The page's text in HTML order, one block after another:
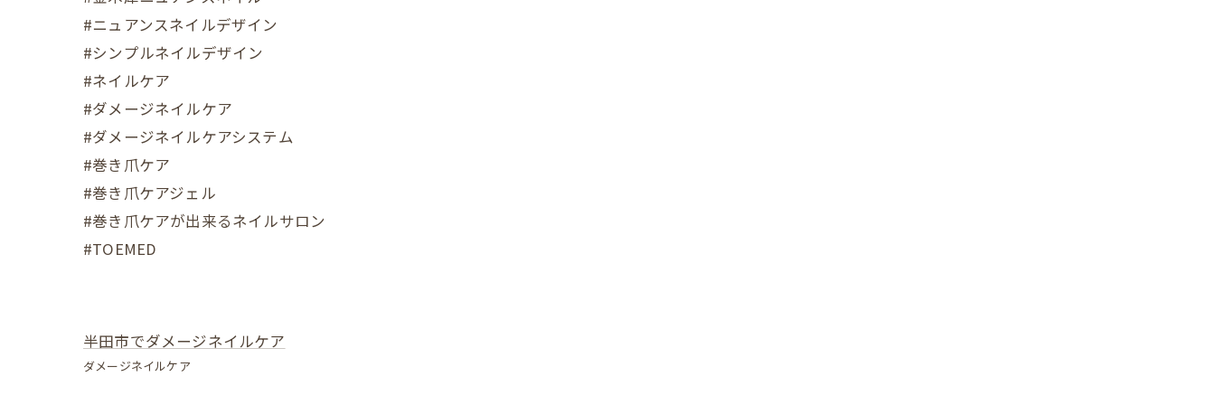
#ニュアンスネイルデザイン
#シンプルネイルデザイン
#ネイルケア
#ダメージネイルケア
#ダメージネイルケアシステム
#巻き爪ケア
#巻き爪ケアジェル
#巻き爪ケアが出来るネイルサロン
#TOEMED
半田市でダメージネイルケア
ダメージネイルケア